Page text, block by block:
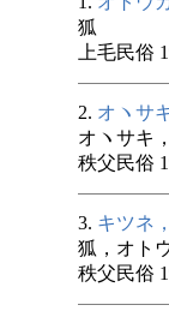
狐
上毛民俗
2. オヽサ
オヽサキ
秩父民俗
3. キツネ
狐，オト
秩父民俗